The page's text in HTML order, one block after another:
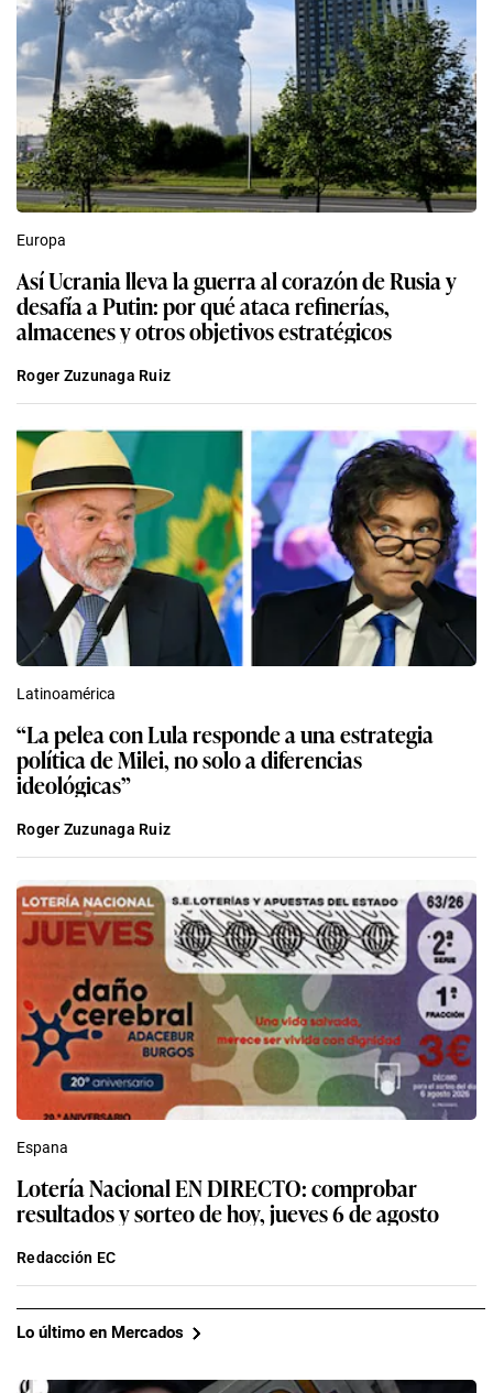
Europa
Así Ucrania lleva la guerra al corazón de Rusia y
desafía a Putin: por qué ataca refinerías,
almacenes y otros objetivos estratégicos
Roger Zuzunaga Ruiz
Latinoamérica
“La pelea con Lula responde a una estrategia
política de Milei, no solo a diferencias
ideológicas”
Roger Zuzunaga Ruiz
Espana
Lotería Nacional EN DIRECTO: comprobar
resultados y sorteo de hoy, jueves 6 de agosto
Redacción EC
Lo último en Mercados